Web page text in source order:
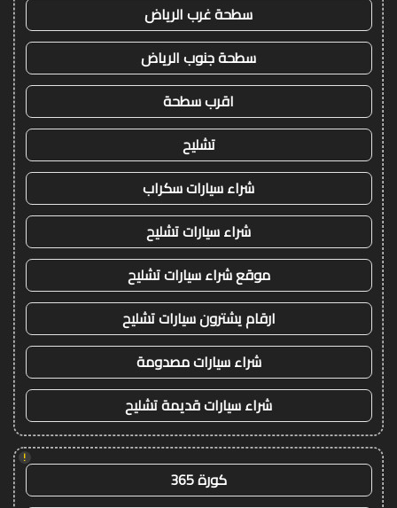
سطحة غرب الرياض
سطحة جنوب الرياض
اقرب سطحة
تشليح
شراء سيارات سكراب
شراء سيارات تشليح
موقع شراء سيارات تشليح
ارقام يشترون سيارات تشليح
شراء سيارات مصدومة
شراء سيارات قديمة تشليح
!
كورة 365